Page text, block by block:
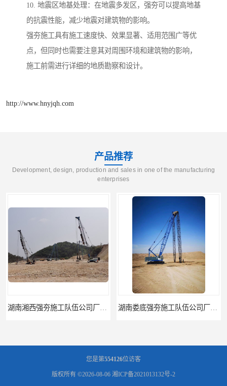
10. 地震区地基处理：在地震多发区，强夯可以提高地基
的抗震性能，减少地震对建筑物的影响。
强夯施工具有施工速度快、效果显著、适用范围广等优
点，但同时也需要注意其对周围环境和建筑物的影响，
施工前需进行详细的地质勘察和设计。
http://www.hnyjqh.com
产品推荐
Development, design, production and sales in one of the manufacturing
enterprises
湖南湘西强夯施工队伍公司厂房地基强夯施工 湖南娄底强夯施工队伍公司厂房地基强夯施工
您是第554126位访客
版权所有 ©2026-08-06 湘ICP备2021013132号-2